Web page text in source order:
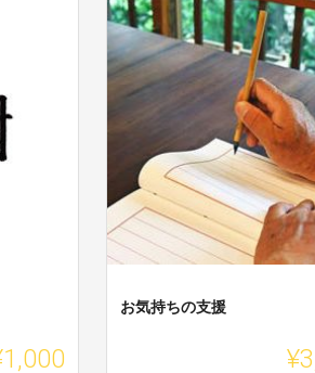
お気持ちの支援